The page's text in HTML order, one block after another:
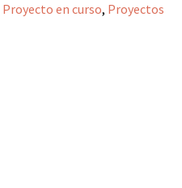
Proyecto en curso, Proyectos